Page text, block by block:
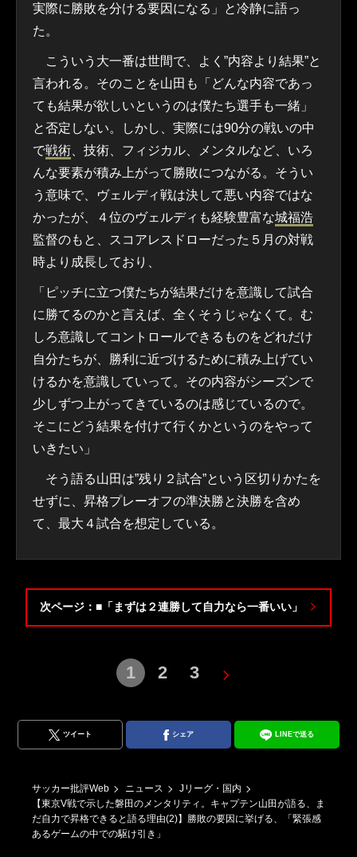
実際に勝敗を分ける要因になる」と冷静に語っ
た。
こういう大一番は世間で、よく”内容より結果”と
言われる。そのことを山田も「どんな内容であっ
ても結果が欲しいというのは僕たち選手も一緒」
と否定しない。しかし、実際には90分の戦いの中
で戦術 、技術、フィジカル、メンタルなど、いろ
んな要素が積み上がって勝敗につながる。そうい
う意味で、ヴェルディ戦は決して悪い内容ではな
かったが、４位のヴェルディも経験豊富な城福浩
監督のもと、スコアレスドローだった５月の対戦
時より成長しており、
「ピッチに立つ僕たちが結果だけを意識して試合
に勝てるのかと言えば、全くそうじゃなくて。む
しろ意識してコントロールできるものをどれだけ
自分たちが、勝利に近づけるために積み上げてい
けるかを意識していって。その内容がシーズンで
少しずつ上がってきているのは感じているので。
そこにどう結果を付けて行くかというのをやって
いきたい」
そう語る山田は”残り２試合”という区切りかたを
せずに、昇格プレーオフの準決勝と決勝を含め
て、最大４試合を想定している。
次ページ：■「まずは２連勝して自力なら一番いい」
1 2 3
ツイート シェア LINEで送る
サッカー批評Web ニュース
Jリーグ・国内
【東京V戦で示した磐田のメンタリティ。キャプテン山田が語る、ま
だ自力で昇格できると語る理由(2)】勝敗の要因に挙げる、「緊張感
あるゲームの中での駆け引き」